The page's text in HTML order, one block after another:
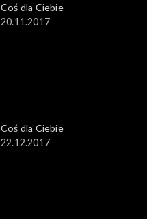
Coś dla Ciebie
20.11.2017
Coś dla Ciebie
22.12.2017